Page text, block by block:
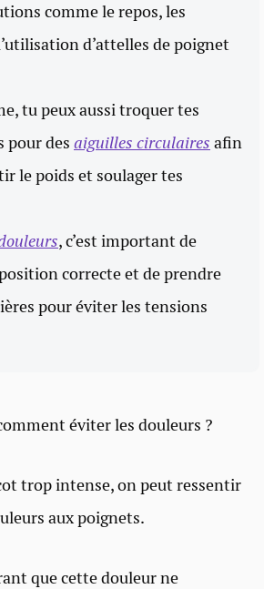
comme le repos, les
d’attelles de poignet
tu peux aussi troquer tes
pour des aiguilles circulaires afin
le poids et soulager tes
, c’est important de
correcte et de prendre
pour éviter les tensions
éviter les douleurs ?
trop intense, on peut ressentir
aux poignets.
que cette douleur ne